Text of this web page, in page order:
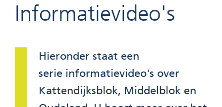
Informatievideo's
Hieronder staat een
serie informatievideo's over
Kattendijksblok, Middelblok en